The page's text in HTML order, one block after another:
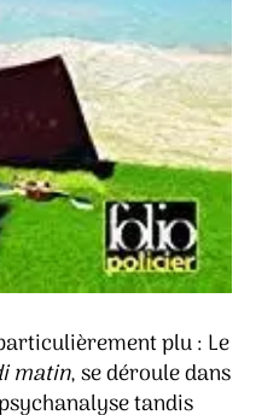
plu : Le
matin, se déroule dans
tandis